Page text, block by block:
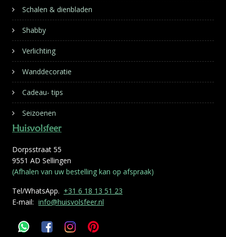
Schalen & dienbladen
Shabby
Verlichting
Wanddecoratie
Cadeau- tips
Seizoenen
Huisvolsfeer
Dorpsstraat 55
9551 AD Sellingen
(Afhalen van uw bestelling kan op afspraak)
Tel/WhatsApp. +31 6 18 13 51 23
E-mail: info@huisvolsfeer.nl